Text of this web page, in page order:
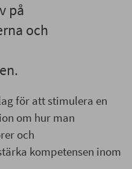
på
och
för att stimulera en
om hur man
och
kompetensen inom